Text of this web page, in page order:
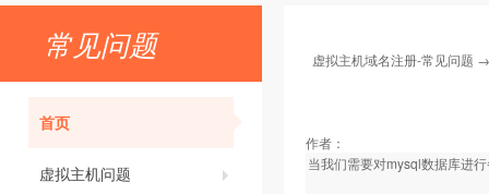
常见问题
首页
虚拟主机问题
虚拟主机域名注册-常见问题
作者：
当我们需要对mysql数据库进